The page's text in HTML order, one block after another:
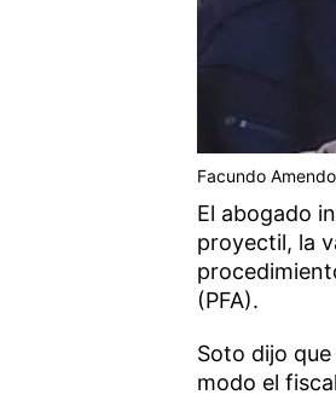
Facundo
El abogado
proyectil, la
(PFA).
Soto dijo
modo el